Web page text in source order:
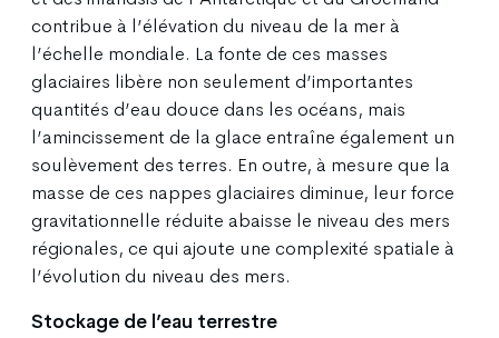
contribue à l’élévation du niveau de la mer à
l’échelle mondiale. La fonte de ces masses
glaciaires libère non seulement d’importantes
quantités d’eau douce dans les océans, mais
l’amincissement de la glace entraîne également un
soulèvement des terres. En outre, à mesure que la
masse de ces nappes glaciaires diminue, leur force
gravitationnelle réduite abaisse le niveau des mers
régionales, ce qui ajoute une complexité spatiale à
l’évolution du niveau des mers.
Stockage de l’eau terrestre